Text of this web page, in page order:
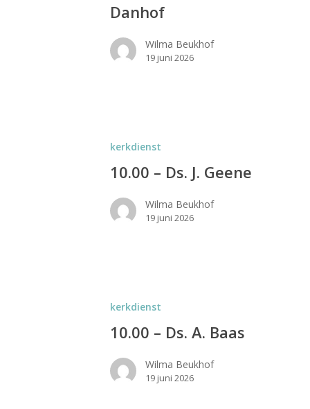
Danhof
Wilma Beukhof
19 juni 2026
kerkdienst
10.00 – Ds. J. Geene
Wilma Beukhof
19 juni 2026
kerkdienst
10.00 – Ds. A. Baas
Wilma Beukhof
19 juni 2026